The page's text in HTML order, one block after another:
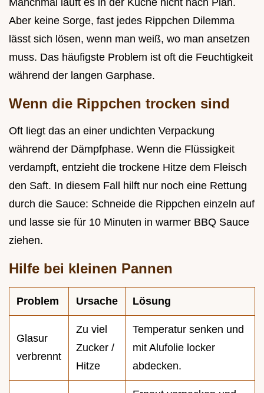
Aber keine Sorge, fast jedes Rippchen Dilemma
lässt sich lösen, wenn man weiß, wo man ansetzen
muss. Das häufigste Problem ist oft die Feuchtigkeit
während der langen Garphase.
Wenn die Rippchen trocken sind
Oft liegt das an einer undichten Verpackung
während der Dämpfphase. Wenn die Flüssigkeit
verdampft, entzieht die trockene Hitze dem Fleisch
den Saft. In diesem Fall hilft nur noch eine Rettung
durch die Sauce: Schneide die Rippchen einzeln auf
und lasse sie für 10 Minuten in warmer BBQ Sauce
ziehen.
Hilfe bei kleinen Pannen
Problem Ursache Lösung
Glasur
verbrennt
Zu viel
Zucker /
Hitze
Temperatur senken und
mit Alufolie locker
abdecken.